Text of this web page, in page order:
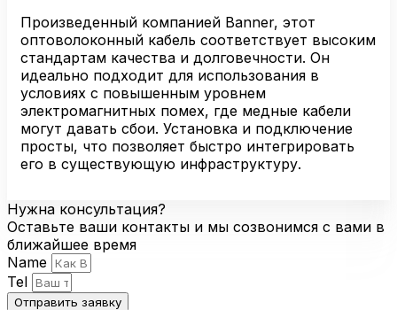
Произведенный компанией Banner, этот
оптоволоконный кабель соответствует высоким
стандартам качества и долговечности. Он
идеально подходит для использования в
условиях с повышенным уровнем
электромагнитных помех, где медные кабели
могут давать сбои. Установка и подключение
просты, что позволяет быстро интегрировать
его в существующую инфраструктуру.
Нужна консультация?
Оставьте ваши контакты и мы созвонимся с вами в
ближайшее время
Name
Tel
Отправить заявку